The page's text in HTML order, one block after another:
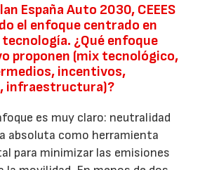
España Auto 2030, CEEES
el enfoque centrado en
¿Qué enfoque
proponen (mix tecnológico,
incentivos,
infraestructura)?
es muy claro: neutralidad
absoluta como herramienta
para minimizar las emisiones